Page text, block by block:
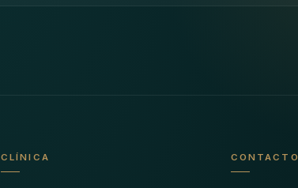
CLÍNICA CONTACTO